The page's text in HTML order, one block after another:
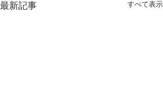
最新記事 すべて表示